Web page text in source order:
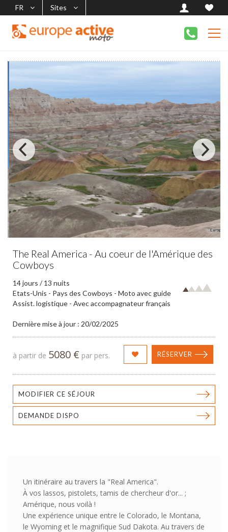
FR Sites
The Real America - Au coeur de l'Amérique des
Cowboys
14 jours / 13 nuits
Etats-Unis - Pays des Cowboys - Moto avec guide
Assist. logistique - Avec accompagnateur français
Dernière mise à jour : 20/02/2025
à partir de 5080 € par pers. RÉSERVER
MODIFIER CE SÉJOUR
DEMANDE DISPO
Un itinéraire au travers la "Real America".
À vos lassos, pistolets, tamis de chercheur d'or... ;
Amérique, nous voilà !
Une expérience unique entre le Colorado, le Montana,
le Wyoming et le magnifique Sud Dakota. Au travers de